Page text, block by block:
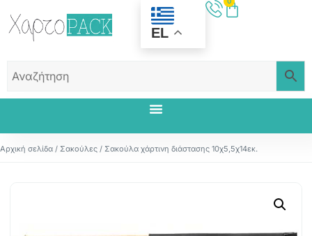
EL
Αρχική σελίδα / Σακούλες / Σακούλα χάρτινη διάστασης 10χ5,5χ14εκ.